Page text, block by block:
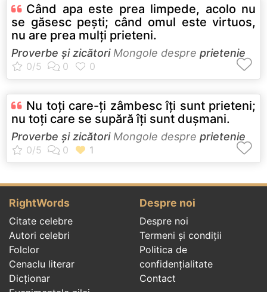
Când apa este prea limpede, acolo nu
se găsesc peşti; când omul este virtuos,
nu are prea mulţi prieteni.
Proverbe și zicătoriMongole despre prietenie
Nu toţi care-ţi zâmbesc îţi sunt prieteni;
nu toţi care se supără îţi sunt duşmani.
Proverbe și zicătoriMongole despre prietenie
RightWords
Citate celebre
Autori celebri
Folclor
Cenaclu literar
Dicționar
Despre noi
Despre noi
Termeni și condiții
Politica de
confidenţialitate
Contact